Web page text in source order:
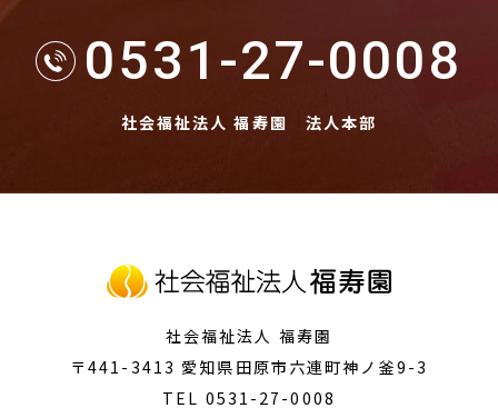
0531-27-0008
社会福祉法人 福寿園 法人本部
社会福祉法人 福寿園
〒441-3413 愛知県田原市 六連町神ノ釜9-3
TEL 0531-27-0008